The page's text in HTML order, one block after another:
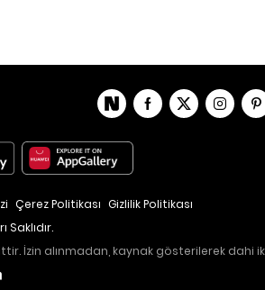
Çerez Politikası Gizlilik Politikası
Saklıdır.
İzin alınmadan, kaynak gösterilerek dahi